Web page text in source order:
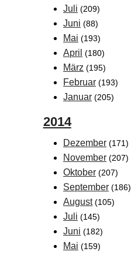
Juli (209)
Juni (88)
Mai (193)
April (180)
März (195)
Februar (193)
Januar (205)
2014
Dezember (171)
November (207)
Oktober (207)
September (186)
August (105)
Juli (145)
Juni (182)
Mai (159)